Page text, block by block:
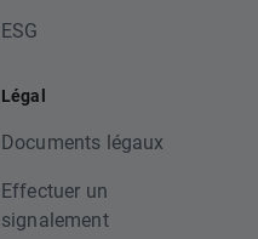
ESG
Légal
Documents légaux
Effectuer un
signalement